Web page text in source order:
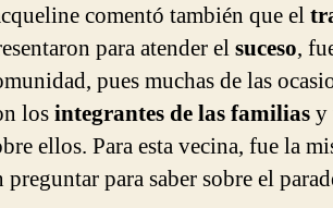
comentó también que el
para atender elsuceso,
pues muchas de las
losintegrantes de las familiasy
ellos. Para esta vecina, fue la
preguntar para saber sobre el